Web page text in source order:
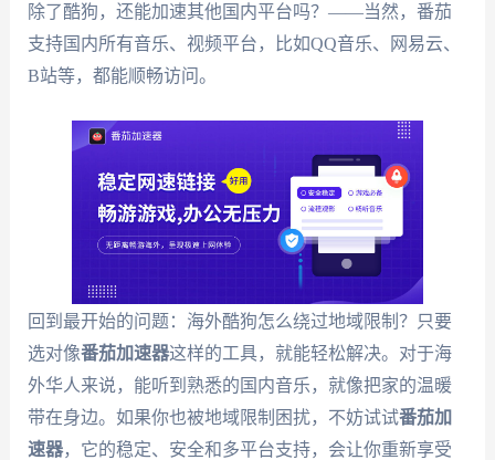
除了酷狗，还能加速其他国内平台吗？——当然，番茄
支持国内所有音乐、视频平台，比如QQ音乐、网易云、
B站等，都能顺畅访问。
回到最开始的问题：海外酷狗怎么绕过地域限制？只要
选对像番茄加速器这样的工具，就能轻松解决。对于海
外华人来说，能听到熟悉的国内音乐，就像把家的温暖
带在身边。如果你也被地域限制困扰，不妨试试番茄加
速器，它的稳定、安全和多平台支持，会让你重新享受